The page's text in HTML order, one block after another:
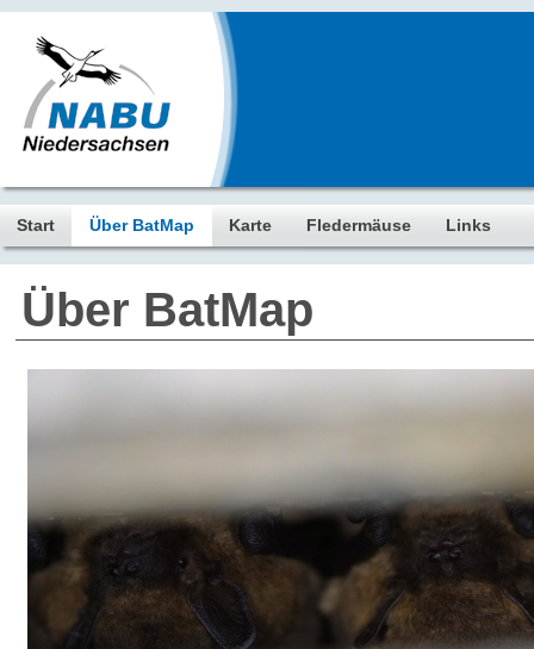
Start Über BatMap Karte Fledermäuse Links
Über BatMap